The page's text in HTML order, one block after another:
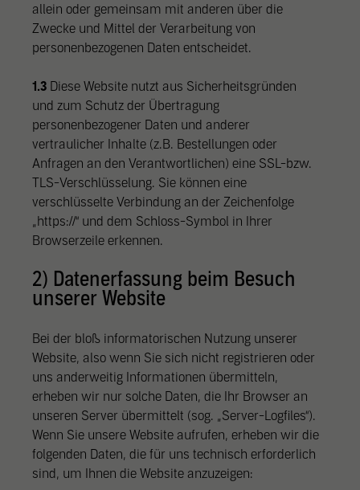
allein oder gemeinsam mit anderen über die
Zwecke und Mittel der Verarbeitung von
personenbezogenen Daten entscheidet.
1.3 Diese Website nutzt aus Sicherheitsgründen
und zum Schutz der Übertragung
personenbezogener Daten und anderer
vertraulicher Inhalte (z.B. Bestellungen oder
Anfragen an den Verantwortlichen) eine SSL-bzw.
TLS-Verschlüsselung. Sie können eine
verschlüsselte Verbindung an der Zeichenfolge
„https://“ und dem Schloss-Symbol in Ihrer
Browserzeile erkennen.
2) Datenerfassung beim Besuch
unserer Website
Bei der bloß informatorischen Nutzung unserer
Website, also wenn Sie sich nicht registrieren oder
uns anderweitig Informationen übermitteln,
erheben wir nur solche Daten, die Ihr Browser an
unseren Server übermittelt (sog. „Server-Logfiles“).
Wenn Sie unsere Website aufrufen, erheben wir die
folgenden Daten, die für uns technisch erforderlich
sind, um Ihnen die Website anzuzeigen: